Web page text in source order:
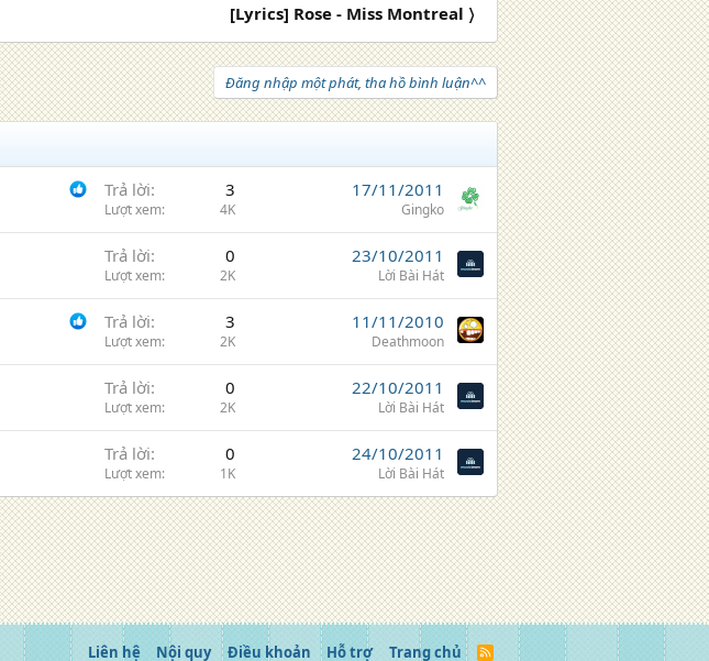
[Lyrics] Rose - Miss Montreal 〉
Đăng nhập một phát, tha hồ bình luận^^
Trả lời 3
Lượt xem 4K
17/11/2011
Gingko
Trả lời 0
Lượt xem 2K
23/10/2011
Lời Bài Hát
Trả lời 3
Lượt xem 2K
11/11/2010
Deathmoon
Trả lời 0
Lượt xem 2K
22/10/2011
Lời Bài Hát
Trả lời 0
Lượt xem 1K
24/10/2011
Lời Bài Hát
Liên hệ Nội quy Điều khoản Hỗ trợ Trang chủ
R